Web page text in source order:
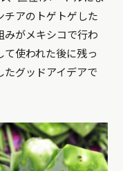
チアのトゲトゲした
みがメキシコで行わ
使われた後に残っ
たグッドアイデアで